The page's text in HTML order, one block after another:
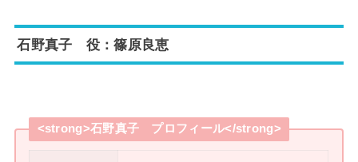
石野真子 役：篠原良恵
<strong>石野真子 プロフィール</strong>